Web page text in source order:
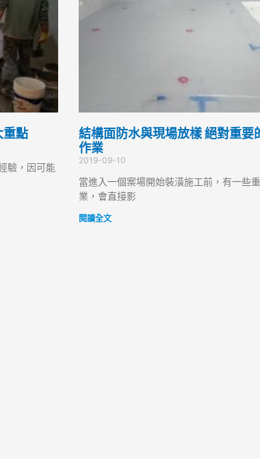
重點
驗，因可能
結構面防水與現場放樣 絕對重要
作業
2019-09-10
當進入一個案場開始裝潢施工前，有一些
業，會直接影
閱讀全文